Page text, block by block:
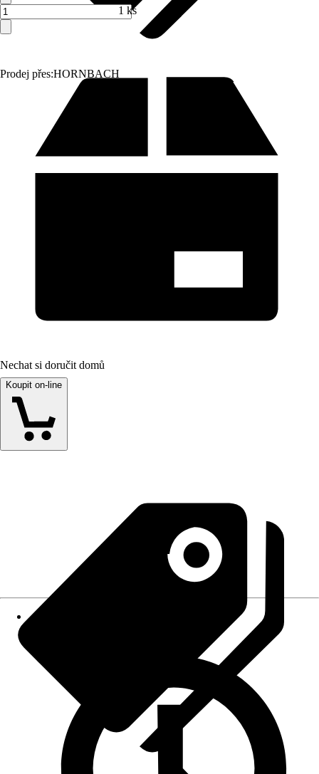
Prodej přes:HORNBACH
1 ks
Nechat si doručit domů
Koupit on-line